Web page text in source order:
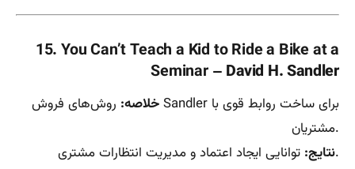
15. You Can’t Teach a Kid to Ride a Bike at a
Seminar– David H. Sandler
خلاصه: روش‌های فروش Sandler برای ساخت روابط قوی با
مشتریان.
نتایج:توانایی ایجاد اعتماد و مدیریت انتظارات مشتری.